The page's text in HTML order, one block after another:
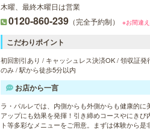
木曜、最終木曜日は営業
0120-860-239 （完全予約制） ※お間違
こだわりポイント
初回割引あり / キャッシュレス決済OK / 領収証
のみ / 駅から徒歩5分以内
お店から一言
ラ・パルレでは、内側からも外側からも健康的
アップにも効果を発揮！引き締めコースやにき
ト等多彩なメニューをご用意。まずは体験から是非